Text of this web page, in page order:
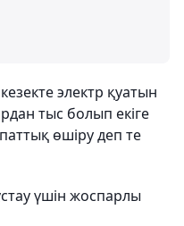
электр қуатын
тыс болып екіге
өшіру деп те
үшін жоспарлы